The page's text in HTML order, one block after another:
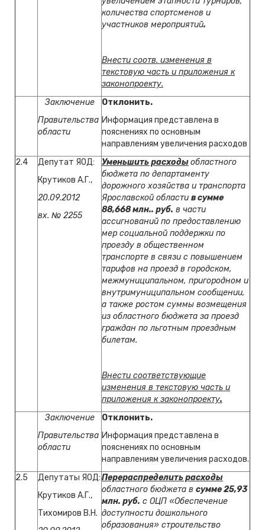
количества спортсменов и
участников мероприятий.
Внести соотв. изменения в
текстовую часть и приложения к
законопроекту.
Заключение
Правительства
области
Отклонить.
Информация представлена в
пояснениях по основным
направлениям увеличения расходов
2.4
Депутат ЯОД:
Крутиков А.Г.,
20.09.2012
вх. № 2255
Уменьшить расходыобластного
бюджета по департаменту
дорожного хозяйства и транспорта
Ярославской области в сумме
88,668 млн.. руб. в части
ассигнований по предоставлению
мер социальной поддержки по
проезду в общественном
транспорте в связи с повышением
тарифов на проезд в городском,
межмуниципальном, пригородном и
внутримуниципальном сообщении,
а также ростом суммы возмещения
из областного бюджета за проезд
граждан по льготным проездным
билетам.
Внести соответствующие
изменения в текстовую часть и
приложения к законопроекту.
Заключение
Правительства
области
Отклонить.
Информация представлена в
пояснениях по основным
направлениям увеличения расходов.
2.5
Депутаты ЯОД:
Крутиков А.Г.,
Тихомиров В.Н.
Перераспределить расходы
областного бюджета в сумме 25,93
млн. руб. с ОЦП «Обеспечение
доступности дошкольного
образования» строительство